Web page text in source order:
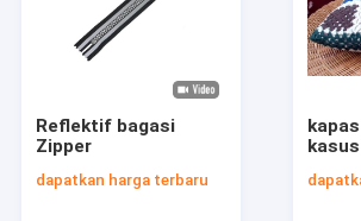
Reflektif bagasi
Zipper
dapatkan harga terbaru